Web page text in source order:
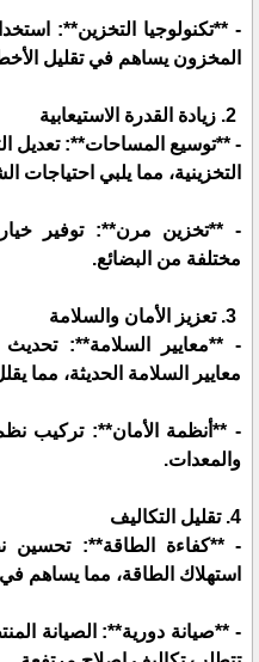
- **تكنولوجيا التخزين**:
المخزون يساهم في تقليل
- **توسيع المساحات**: تعديل
التخزينية، مما يلبي احتياجات
- **تخزين مرن**: توفير
مختلفة من البضائع.
- **معايير السلامة**:
معايير السلامة الحديثة، مما
- **أنظمة الأمان**: تركيب
والمعدات.
4. تقليل التكاليف
- **كفاءة الطاقة**: تحسين
استهلاك الطاقة، مما يساهم
- **صيانة دورية**: الصيانة